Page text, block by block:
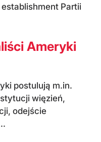
Partii
Ameryki
postulują m.in.
więzień,
odejście